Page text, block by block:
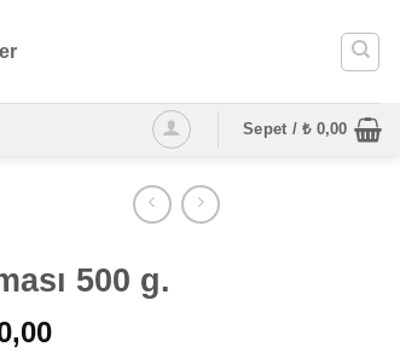
Sepet /₺0,00
500 g.